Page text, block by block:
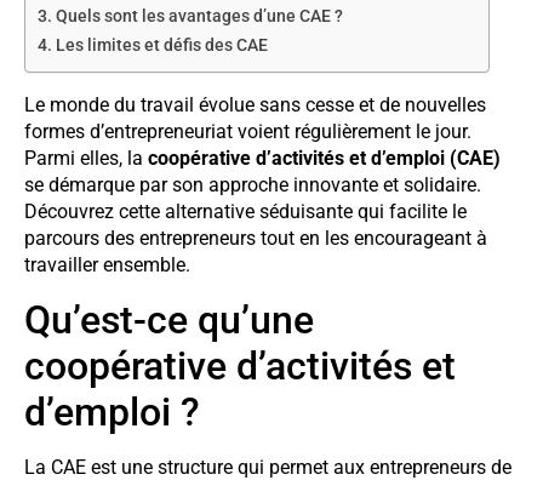
Quels sont les avantages d’une CAE ?
Les limites et défis des CAE
Le monde du travail évolue sans cesse et de nouvelles
formes d’entrepreneuriat voient régulièrement le jour.
Parmi elles, la coopérative d’activités et d’emploi (CAE)
se démarque par son approche innovante et solidaire.
Découvrez cette alternative séduisante qui facilite le
parcours des entrepreneurs tout en les encourageant à
travailler ensemble.
Qu’est-ce qu’une
coopérative d’activités et
d’emploi ?
La CAE est une structure qui permet aux entrepreneurs de